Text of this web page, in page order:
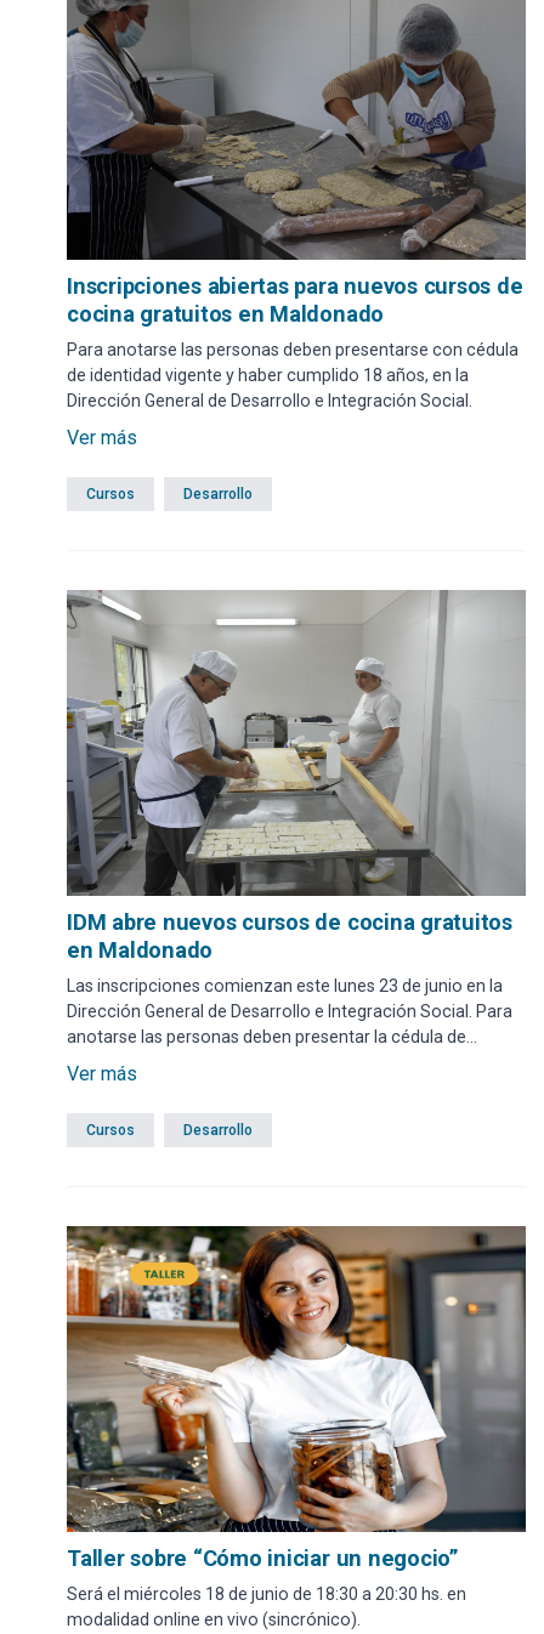
Inscripciones abiertas para nuevos cursos de
cocina gratuitos en Maldonado
Para anotarse las personas deben presentarse con cédula
de identidad vigente y haber cumplido 18 años, en la
Dirección General de Desarrollo e Integración Social.
Ver más
Cursos Desarrollo
IDM abre nuevos cursos de cocina gratuitos
en Maldonado
Las inscripciones comienzan este lunes 23 de junio en la
Dirección General de Desarrollo e Integración Social. Para
anotarse las personas deben presentar la cédula de
identidad vigente y haber cumplido 18 años.
Ver más
Cursos Desarrollo
Taller sobre “Cómo iniciar un negocio”
Será el miércoles 18 de junio de 18:30 a 20:30 hs. en
modalidad online en vivo (sincrónico).